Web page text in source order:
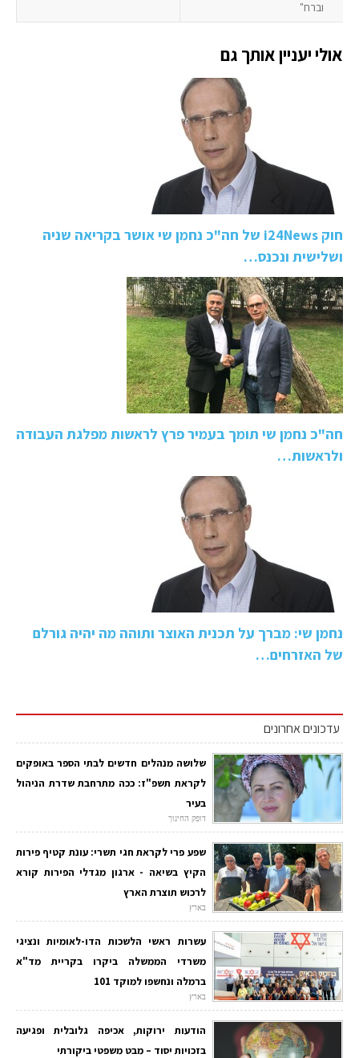
וברח"
אולי יעניין אותך גם
חוק i24News של חה"כ נחמן שי אושר בקריאה שניה
ושלישית ונכנס…
חה"כ נחמן שי תומך בעמיר פרץ לראשות מפלגת העבודה
ולראשות…
נחמן שי: מברך על תכנית האוצר ותוהה מה יהיה גורלם
של האזרחים…
עדכונים אחרונים
שלושה מנהלים חדשים לבתי הספר באופקים
לקראת תשפ"ז: ככה מתרחבת שדרת הניהול
בעיר
דופק החינוך
שפע פרי לקראת חגי תשרי: עונת קטיף פירות
הקיץ בשיאה - ארגון מגדלי הפירות קורא
לרכוש תוצרת הארץ
בארץ
עשרות ראשי הלשכות הדו-לאומיות ונציגי
משרדי הממשלה ביקרו בקריית מד"א
ברמלה ונחשפו למוקד 101
בארץ
הודעות ירוקות, אכיפה גלובלית ופגיעה
בזכויות יסוד – מבט משפטי ביקורתי